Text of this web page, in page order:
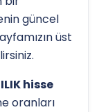
güncel
üst
hisse
oranları